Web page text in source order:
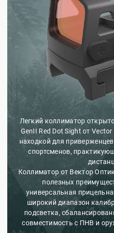
Легкий коллиматор
GenII Red Dot Sight от
находкой для
спортсменов,
Коллиматор от Вектор
полезных
универсальная
широкий диапазон
подсветка,
совместимость с ПНВ и